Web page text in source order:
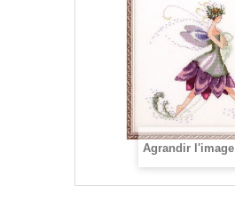
Agrandir l'image